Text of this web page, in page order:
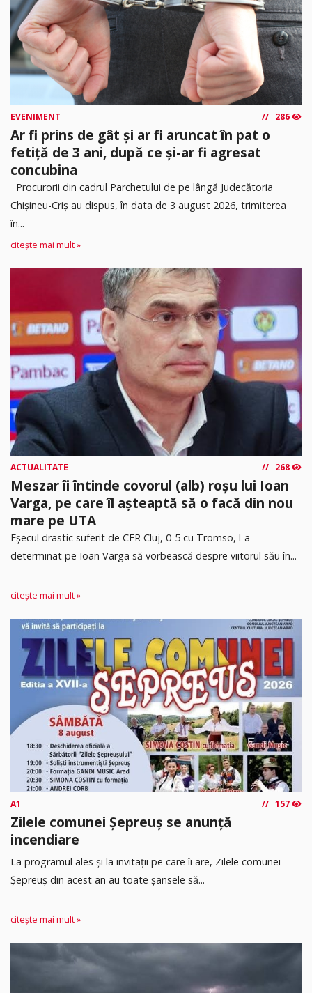
EVENIMENT 286
Ar fi prins de gât și ar fi aruncat în pat o
fetiță de 3 ani, după ce și-ar fi agresat
concubina
Procurorii din cadrul Parchetului de pe lângă Judecătoria
Chișineu-Criș au dispus, în data de 3 august 2026, trimiterea
în...
citește mai mult »
ACTUALITATE 268
Meszar îi întinde covorul (alb) roșu lui Ioan
Varga, pe care îl așteaptă să o facă din nou
mare pe UTA
Eșecul drastic suferit de CFR Cluj, 0-5 cu Tromso, l-a
determinat pe Ioan Varga să vorbească despre viitorul său în...
citește mai mult »
A1 157
Zilele comunei Șepreuș se anunță
incendiare
La programul ales și la invitații pe care îi are, Zilele comunei
Șepreuș din acest an au toate șansele să...
citește mai mult »